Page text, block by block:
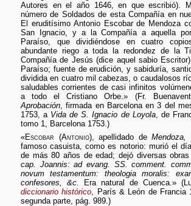
Autores en el año 1646, en que escribió).
número de Soldados de esta Compañía en
El eruditísimo Antonio Escobar de Mendoza
San Ignacio, y a la Compañía a aquella
Paraíso, que dividiéndose en cuatro
abundante riego a toda la redondez de la
Compañía de Jesús (dice aquel sabio
Paraíso; fuente de erudición, y sabiduría,
dividida en cuatro mil cabezas, o caudalosos
saludables corrientes de casi infinitos
a todo el Cristiano Orbe.» (Fr.
Aprobación, firmada en Barcelona en 3 del
1753, a Vida de S. Ignacio de Loyola, de
tomo 1, Barcelona 1753.)
«Escobar (Antonio), apellidado deMendoza,
famoso casuista, como es notorio: murió el
de más 80 años de edad; dejó diversas
cap. Joannis: ad evang. SS. comment.
novum testamentum: theologia moralis:
confesores, &c.
Era natural de Cuenca.»
diccionario histórico , París & León de Francia
segunda parte, pág. 989.)